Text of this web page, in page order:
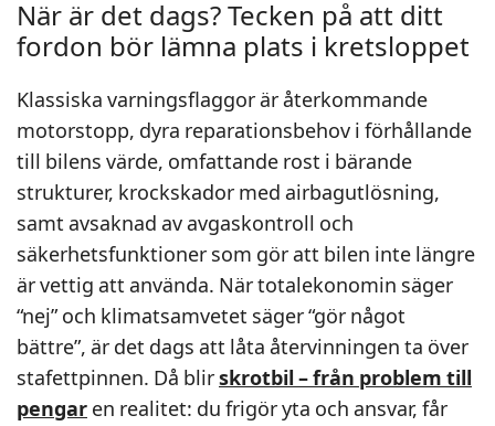
När är det dags? Tecken på att ditt
fordon bör lämna plats i kretsloppet
Klassiska varningsflaggor är återkommande
motorstopp, dyra reparationsbehov i förhållande
till bilens värde, omfattande rost i bärande
strukturer, krockskador med airbagutlösning,
samt avsaknad av avgaskontroll och
säkerhetsfunktioner som gör att bilen inte längre
är vettig att använda. När totalekonomin säger
“nej” och klimatsamvetet säger “gör något
bättre”, är det dags att låta återvinningen ta över
stafettpinnen. Då blirskrotbil – från problem till
pengar en realitet: du frigör yta och ansvar, får